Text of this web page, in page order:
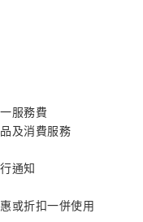
服務費
及消費服務
通知
或折扣一併使用